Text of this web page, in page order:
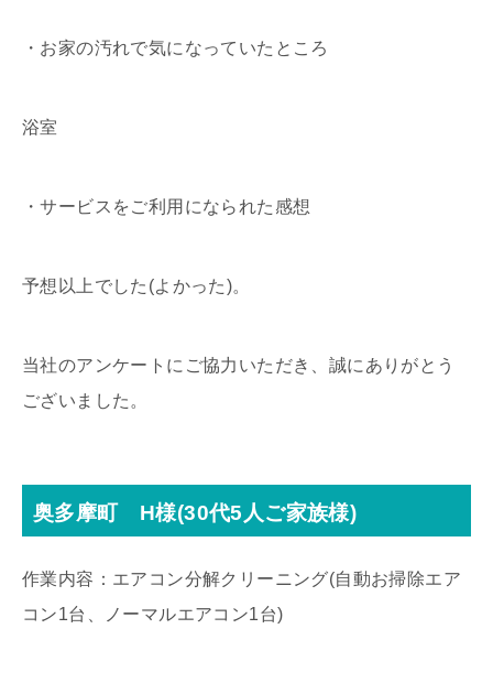
・お家の汚れで気になっていたところ
浴室
・サービスをご利用になられた感想
予想以上でした(よかった)。
当社のアンケートにご協力いただき、誠にありがとう
ございました。
奥多摩町 H様(30代5人ご家族様)
作業内容：エアコン分解クリーニング(自動お掃除エア
コン1台、ノーマルエアコン1台)